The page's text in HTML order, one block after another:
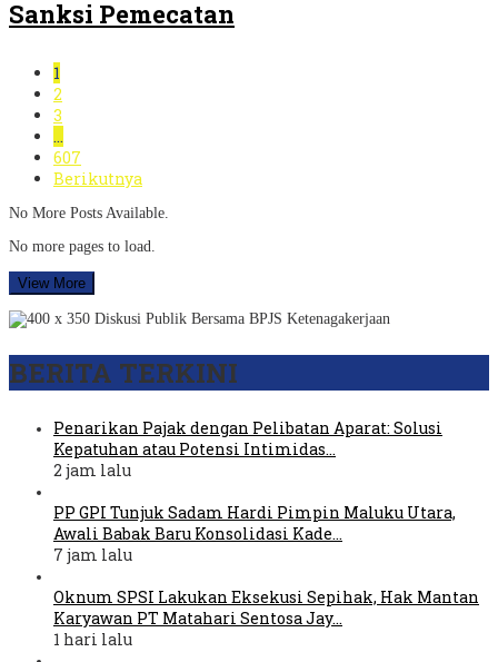
Sanksi Pemecatan
1
2
3
…
607
Berikutnya
No More Posts Available.
No more pages to load.
View More
BERITA TERKINI
Penarikan Pajak dengan Pelibatan Aparat: Solusi
Kepatuhan atau Potensi Intimidas…
2 jam lalu
PP GPI Tunjuk Sadam Hardi Pimpin Maluku Utara,
Awali Babak Baru Konsolidasi Kade…
7 jam lalu
Oknum SPSI Lakukan Eksekusi Sepihak, Hak Mantan
Karyawan PT Matahari Sentosa Jay…
1 hari lalu